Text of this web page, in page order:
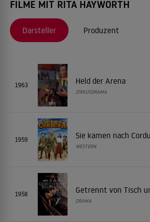
FILME MIT RITA HAYWORTH
Darsteller Produzent
1963 Held der Arena
ZIRKUSDRAMA
1959 Sie kamen nach
WESTERN
1958 Getrennt von Tisch
DRAMA